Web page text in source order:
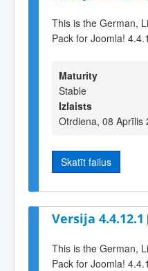
This is the German,
Pack for Joomla!
Maturity
Stable
Izlaists
Otrdiena, 08 Aprīlis
Skatīt failus
Versija 4.4.12.1
This is the German,
Pack for Joomla!